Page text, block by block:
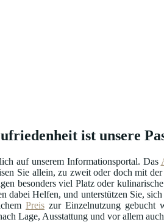
ist unsere
auf unserem Informationsportal. Das
Sie allein, zu zweit oder doch mit
besonders viel Platz oder
dabei Helfen, und unterstützen Sie,
Preis zur Einzelnutzung gebucht
Lage, Ausstattung und vor allem